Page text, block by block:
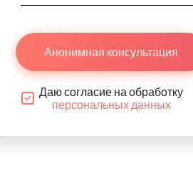
Анонимная консультация
Даю согласие на обработку
персональных данных